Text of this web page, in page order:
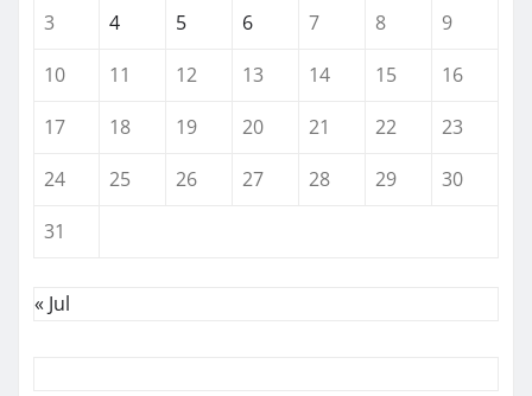
3
4 5 6 7 8
9
10
11 12 13 14 15
16
17
18 19 20 21 22
23
24
25 26 27 28 29
30
31
« Jul